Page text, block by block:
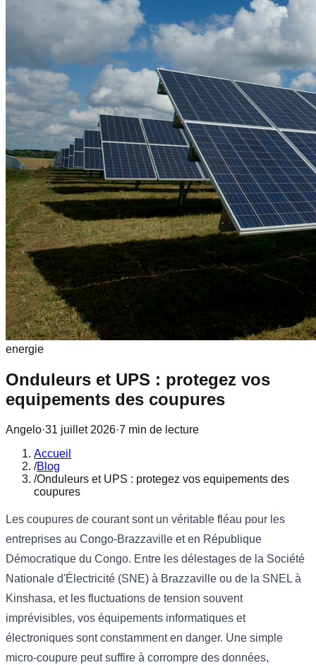
energie
Onduleurs et UPS : protegez vos
equipements des coupures
Angelo·31 juillet 2026·7 min de lecture
Accueil
/Blog
/Onduleurs et UPS : protegez vos equipements des
coupures
Les coupures de courant sont un véritable fléau pour les
entreprises au Congo-Brazzaville et en République
Démocratique du Congo. Entre les délestages de la Société
Nationale d'Électricité (SNE) à Brazzaville ou de la SNEL à
Kinshasa, et les fluctuations de tension souvent
imprévisibles, vos équipements informatiques et
électroniques sont constamment en danger. Une simple
micro-coupure peut suffire à corrompre des données,